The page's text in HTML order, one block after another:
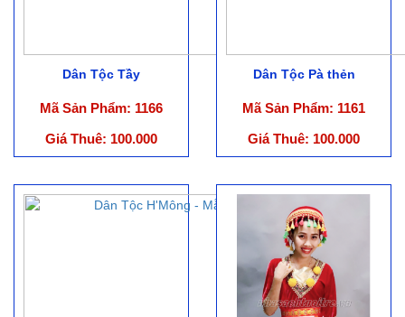
Dân Tộc Tầy
Mã Sản Phẩm: 1166
Giá Thuê: 100.000
vnđ/Bộ
Dân Tộc Pà thẻn
Mã Sản Phẩm: 1161
Giá Thuê: 100.000
vnđ/Bộ